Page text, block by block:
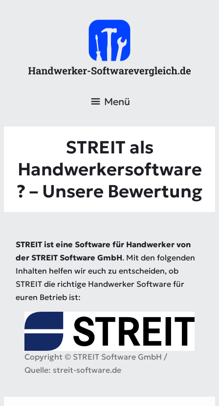
Menü
STREIT als
Handwerkersoftware
? – Unsere Bewertung
STREIT ist eine Software für Handwerker von
der STREIT Software GmbH. Mit den folgenden
Inhalten helfen wir euch zu entscheiden, ob
STREIT die richtige Handwerker Software für
euren Betrieb ist:
Copyright © STREIT Software GmbH /
Quelle: streit-software.de